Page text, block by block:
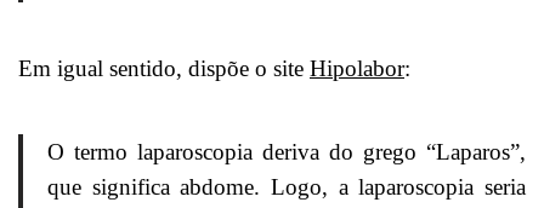
Em igual sentido, dispõe o site Hipolabor:
O termo laparoscopia deriva do grego “Laparos”,
que significa abdome. Logo, a laparoscopia seria